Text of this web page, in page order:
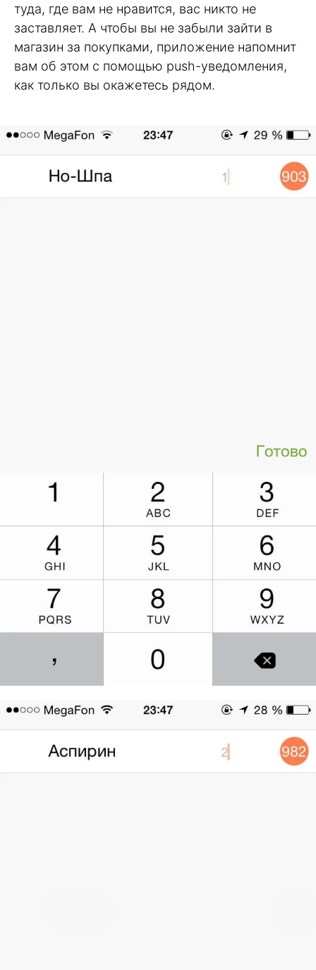
туда, где вам не нравится, вас никто не
заставляет. А чтобы вы не забыли зайти в
магазин за покупками, приложение напомнит
вам об этом с помощью push-уведомления,
как только вы окажетесь рядом.